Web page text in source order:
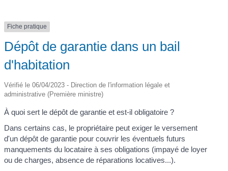
Fiche pratique
Dépôt de garantie dans un bail
d'habitation
Vérifié le 06/04/2023 - Direction de l'information légale et
administrative (Première ministre)
À quoi sert le dépôt de garantie et est-il obligatoire ?
Dans certains cas, le propriétaire peut exiger le versement
d'un dépôt de garantie pour couvrir les éventuels futurs
manquements du locataire à ses obligations (impayé de loyer
ou de charges, absence de réparations locatives...).